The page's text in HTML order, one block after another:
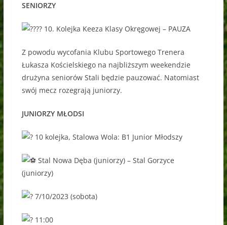
SENIORZY
10. Kolejka Keeza Klasy Okręgowej – PAUZA
Z powodu wycofania Klubu Sportowego Trenera
Łukasza Kościelskiego na najbliższym weekendzie
drużyna seniorów Stali będzie pauzować. Natomiast
swój mecz rozegrają juniorzy.
JUNIORZY MŁODSI
10 kolejka, Stalowa Wola: B1 Junior Młodszy
Stal Nowa Dęba (juniorzy) – Stal Gorzyce
(juniorzy)
7/10/2023 (sobota)
11:00